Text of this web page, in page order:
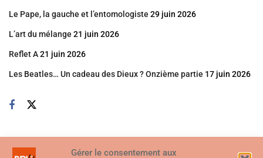
Gérer le consentement aux
Le Pape, la gauche et l’entomologiste 29 juin 2026
L’art du mélange 21 juin 2026
Reflet A21 juin 2026
Les Beatles… Un cadeau des Dieux ? Onzième partie 17 juin 2026